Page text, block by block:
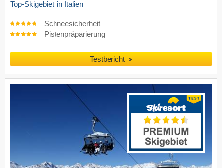
Top-Skigebiet in Italien
Schneesicherheit
Pistenpräparierung
Testbericht